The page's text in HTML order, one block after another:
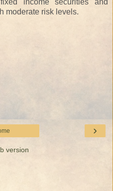
income securities and
moderate risk levels.
›
version